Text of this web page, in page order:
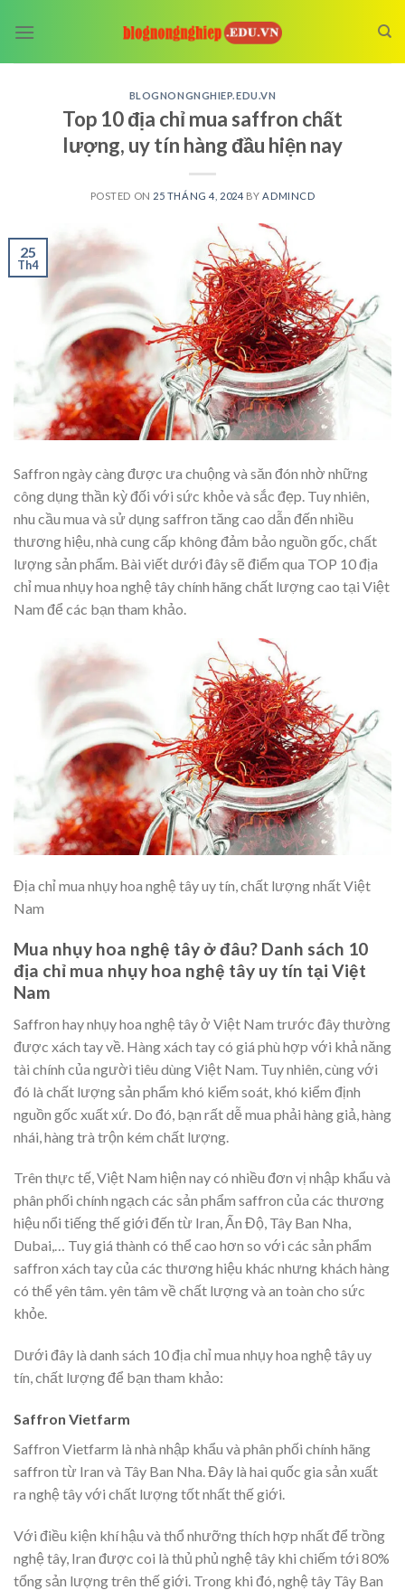
BLOGNONGNGHIEP.EDU.VN
Top 10 địa chỉ mua saffron chất
lượng, uy tín hàng đầu hiện nay
POSTED ON 25 THÁNG 4, 2024 BY ADMINCD
25
Th4
Saffron ngày càng được ưa chuộng và săn đón nhờ những
công dụng thần kỳ đối với sức khỏe và sắc đẹp. Tuy nhiên,
nhu cầu mua và sử dụng saffron tăng cao dẫn đến nhiều
thương hiệu, nhà cung cấp không đảm bảo nguồn gốc, chất
lượng sản phẩm. Bài viết dưới đây sẽ điểm qua TOP 10 địa
chỉ mua nhụy hoa nghệ tây chính hãng chất lượng cao tại Việt
Nam để các bạn tham khảo.
Địa chỉ mua nhụy hoa nghệ tây uy tín, chất lượng nhất Việt
Nam
Mua nhụy hoa nghệ tây ở đâu? Danh sách 10
địa chỉ mua nhụy hoa nghệ tây uy tín tại Việt
Nam
Saffron hay nhụy hoa nghệ tây ở Việt Nam trước đây thường
được xách tay về. Hàng xách tay có giá phù hợp với khả năng
tài chính của người tiêu dùng Việt Nam. Tuy nhiên, cùng với
đó là chất lượng sản phẩm khó kiểm soát, khó kiểm định
nguồn gốc xuất xứ. Do đó, bạn rất dễ mua phải hàng giả, hàng
nhái, hàng trà trộn kém chất lượng.
Trên thực tế, Việt Nam hiện nay có nhiều đơn vị nhập khẩu và
phân phối chính ngạch các sản phẩm saffron của các thương
hiệu nổi tiếng thế giới đến từ Iran, Ấn Độ, Tây Ban Nha,
Dubai,… Tuy giá thành có thể cao hơn so với các sản phẩm
saffron xách tay của các thương hiệu khác nhưng khách hàng
có thể yên tâm. yên tâm về chất lượng và an toàn cho sức
khỏe.
Dưới đây là danh sách 10 địa chỉ mua nhụy hoa nghệ tây uy
tín, chất lượng để bạn tham khảo:
Saffron Vietfarm
Saffron Vietfarm là nhà nhập khẩu và phân phối chính hãng
saffron từ Iran và Tây Ban Nha. Đây là hai quốc gia sản xuất
ra nghệ tây với chất lượng tốt nhất thế giới.
Với điều kiện khí hậu và thổ nhưỡng thích hợp nhất để trồng
nghệ tây, Iran được coi là thủ phủ nghệ tây khi chiếm tới 80%
tổng sản lượng trên thế giới. Trong khi đó, nghệ tây Tây Ban